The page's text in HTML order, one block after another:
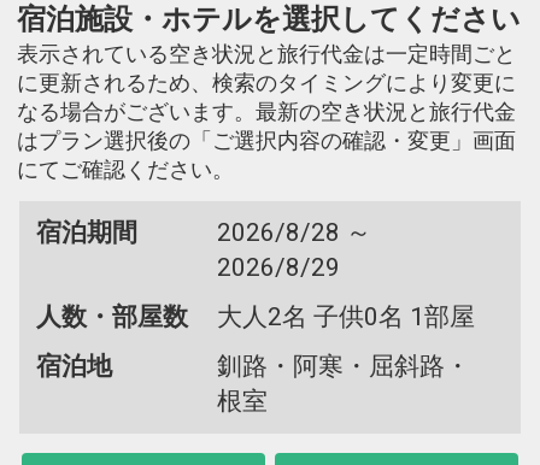
宿泊施設・ホテルを選択してください
表示されている空き状況と旅行代金は一定時間ごと
に更新されるため、検索のタイミングにより変更に
なる場合がございます。最新の空き状況と旅行代金
はプラン選択後の「ご選択内容の確認・変更」画面
にてご確認ください。
宿泊期間
2026/8/28 ～
2026/8/29
人数・部屋数
大人2名 子供0名 1部屋
宿泊地
釧路・阿寒・屈斜路・
根室